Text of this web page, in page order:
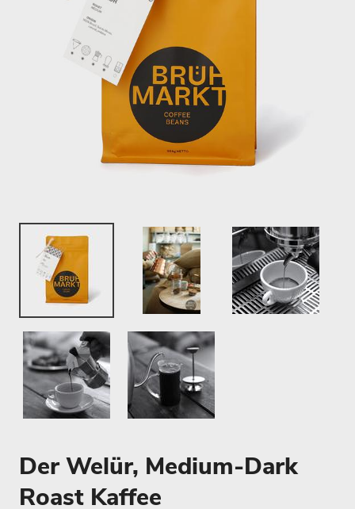
Der Welür, Medium-Dark
Roast Kaffee